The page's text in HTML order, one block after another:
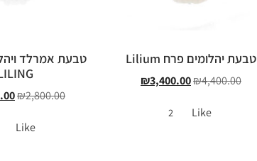
טבעת יהלומים פרח Lilium
₪4,400.00
₪3,400.00
Like
2
טבעת אמרלד
₪2,800.00
Like